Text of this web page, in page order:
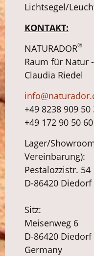
Lichtsegel/
KONTAKT:
NATURADOR®
Raum für Natur
Claudia Riedel
+49 8238 909 50
+49 172 90 50
Lager/
Vereinbarung):
Pestalozzistr. 54
D-86420 Diedorf
Sitz:
Meisenweg 6
D-86420 Diedorf
Germany